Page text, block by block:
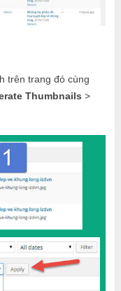
trên trang đó cùng
Thumbnails >